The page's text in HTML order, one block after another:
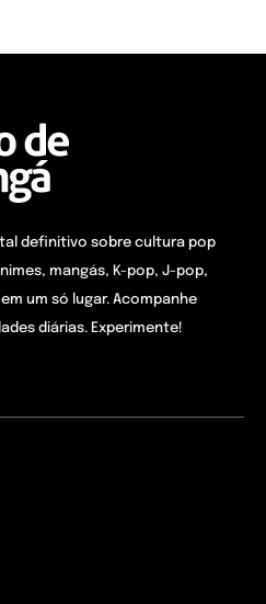
definitivo sobre cultura pop
mangás, K-pop, J-pop,
um só lugar. Acompanhe
diárias. Experimente!